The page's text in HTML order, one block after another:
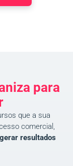
para
que a sua
comercial,
gerar resultados